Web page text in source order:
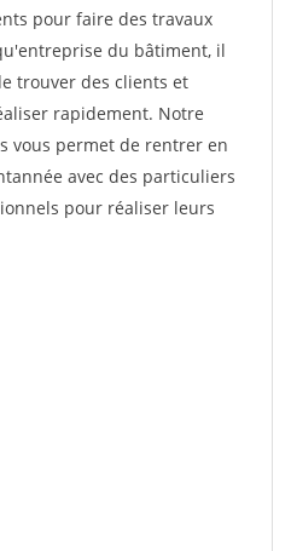
pour faire des travaux
du bâtiment, il
trouver des clients et
rapidement. Notre
vous permet de rentrer en
avec des particuliers
pour réaliser leurs